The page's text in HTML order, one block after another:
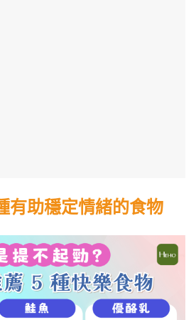
有助穩定情緒的食物